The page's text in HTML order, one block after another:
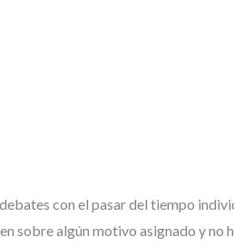
con el pasar del tiempo
sobre algún motivo asignado y no